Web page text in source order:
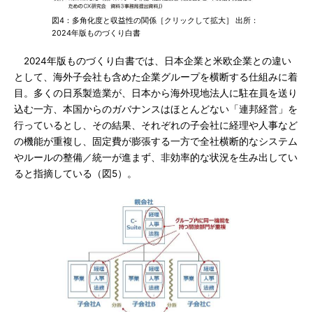
図4：多角化度と収益性の関係［クリックして拡大］ 出所：
2024年版ものづくり白書
2024年版ものづくり白書では、日本企業と米欧企業との違い
として、海外子会社も含めた企業グループを横断する仕組みに着
目。多くの日系製造業が、日本から海外現地法人に駐在員を送り
込む一方、本国からのガバナンスはほとんどない「連邦経営」を
行っているとし、その結果、それぞれの子会社に経理や人事など
の機能が重複し、固定費が膨張する一方で全社横断的なシステム
やルールの整備／統一が進まず、非効率的な状況を生み出してい
ると指摘している（図5）。